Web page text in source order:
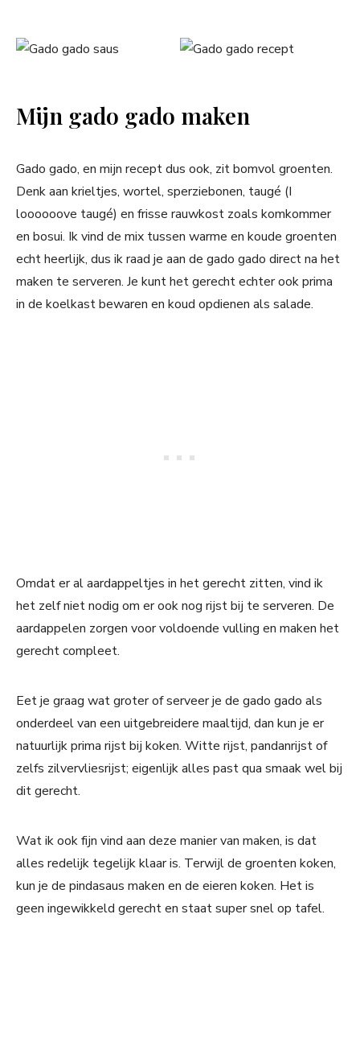
Mijn gado gado maken
Gado gado, en mijn recept dus ook, zit bomvol groenten.
Denk aan krieltjes, wortel, sperziebonen, taugé (I
loooooove taugé) en frisse rauwkost zoals komkommer
en bosui. Ik vind de mix tussen warme en koude groenten
echt heerlijk, dus ik raad je aan de gado gado direct na het
maken te serveren. Je kunt het gerecht echter ook prima
in de koelkast bewaren en koud opdienen als salade.
Omdat er al aardappeltjes in het gerecht zitten, vind ik
het zelf niet nodig om er ook nog rijst bij te serveren. De
aardappelen zorgen voor voldoende vulling en maken het
gerecht compleet.
Eet je graag wat groter of serveer je de gado gado als
onderdeel van een uitgebreidere maaltijd, dan kun je er
natuurlijk prima rijst bij koken. Witte rijst, pandanrijst of
zelfs zilvervliesrijst; eigenlijk alles past qua smaak wel bij
dit gerecht.
Wat ik ook fijn vind aan deze manier van maken, is dat
alles redelijk tegelijk klaar is. Terwijl de groenten koken,
kun je de pindasaus maken en de eieren koken. Het is
geen ingewikkeld gerecht en staat super snel op tafel.